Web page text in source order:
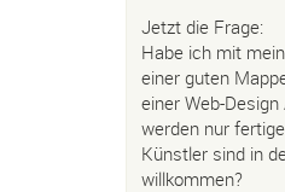
Jetzt die Frage:
Habe ich mit
einer guten
einer Web-
werden nur
Künstler sind in
willkommen?